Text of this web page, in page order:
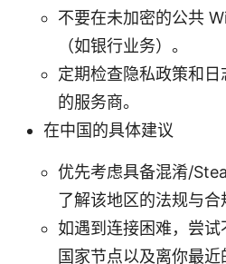
不要在未加密的公共
（如银行业务）。
定期检查隐私政策和
的服务商。
在中国的具体建议
优先考虑具备混淆/
了解该地区的法规与合
如遇到连接困难，尝
国家节点以及离你最